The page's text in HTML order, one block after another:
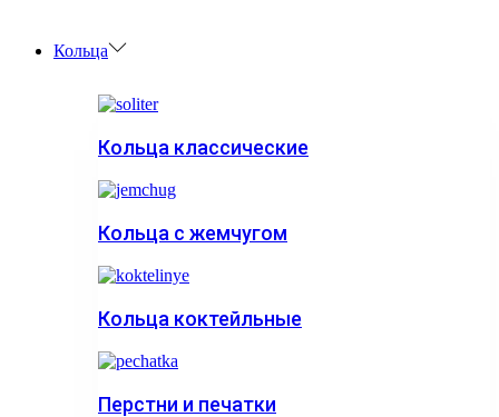
Кольца
Кольца классические
Кольца с жемчугом
Кольца коктейльные
Перстни и печатки